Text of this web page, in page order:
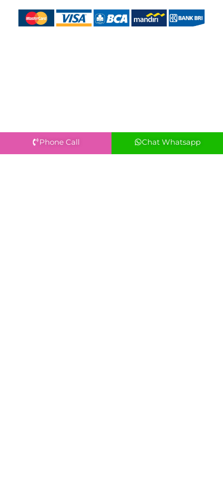
Phone Call Chat Whatsapp